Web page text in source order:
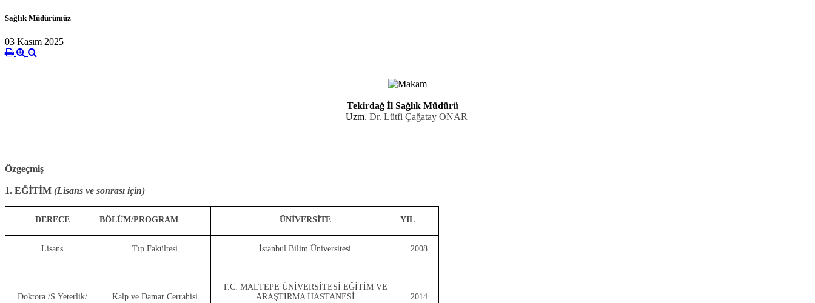
Sağlık Müdürümüz
03 Kasım 2025
Tekirdağ İl Sağlık Müdürü
Uzm. Dr. Lütfi Çağatay ONAR
Özgeçmiş
1. EĞİTİM (Lisans ve sonrası için)
DERECE BÖLÜM/PROGRAM ÜNİVERSİTE YIL
Lisans Tıp Fakültesi İstanbul Bilim Üniversitesi 2008
Doktora /S.Yeterlik/
Kalp ve Damar Cerrahisi
T.C. MALTEPE ÜNİVERSİTESİ EĞİTİM VE
ARAŞTIRMA HASTANESİ
2014